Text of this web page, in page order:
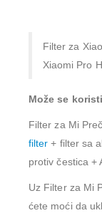
Filter za
Xiaomi Pro
Može se
Filter za Mi
filter + filter sa
protiv čestica +
Uz Filter za Mi
ćete moći da